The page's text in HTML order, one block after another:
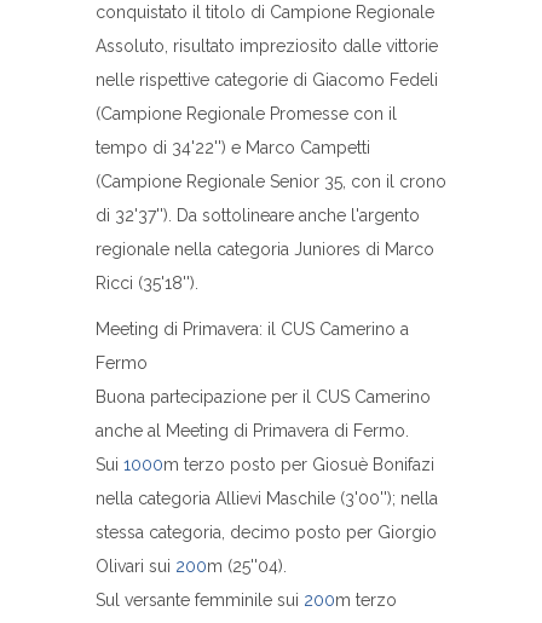
conquistato il titolo di Campione Regionale
Assoluto, risultato impreziosito dalle vittorie
nelle rispettive categorie di Giacomo Fedeli
(Campione Regionale Promesse con il
tempo di 34'22'') e Marco Campetti
(Campione Regionale Senior 35, con il crono
di 32'37''). Da sottolineare anche l'argento
regionale nella categoria Juniores di Marco
Ricci (35'18'').
Meeting di Primavera: il CUS Camerino a
Fermo
Buona partecipazione per il CUS Camerino
anche al Meeting di Primavera di Fermo.
Sui 1000m terzo posto per Giosuè Bonifazi
nella categoria Allievi Maschile (3'00''); nella
stessa categoria, decimo posto per Giorgio
Olivari sui 200m (25''04).
Sul versante femminile sui 200m terzo